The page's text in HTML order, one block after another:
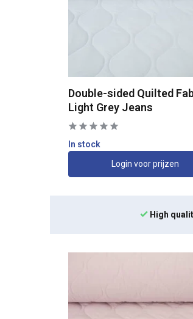
Double-sided Quilted
Light Grey Jeans
In stock
Login voor prijzen
High